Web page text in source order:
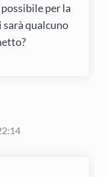
per la
sarà qualcuno